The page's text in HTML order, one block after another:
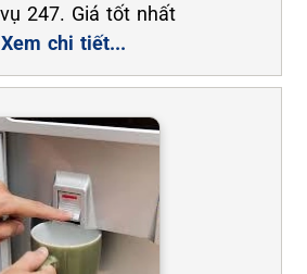
247. Giá tốt nhất
Xem chi tiết...